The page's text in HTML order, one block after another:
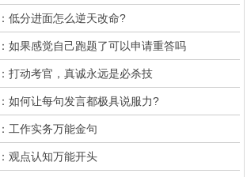
低分进面怎么逆天改命?
如果感觉自己跑题了可以申请重答吗
打动考官，真诚永远是必杀技
如何让每句发言都极具说服力?
工作实务万能金句
观点认知万能开头